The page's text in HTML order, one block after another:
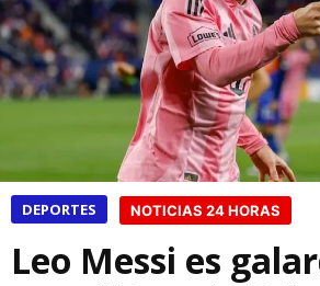
DEPORTES NOTICIAS 24 HORAS
Leo Messi es